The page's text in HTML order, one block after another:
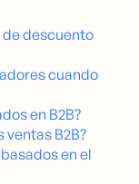
de descuento
cuando
en B2B?
ventas B2B?
en el